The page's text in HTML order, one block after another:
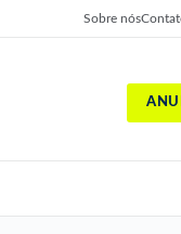
Sobre nós